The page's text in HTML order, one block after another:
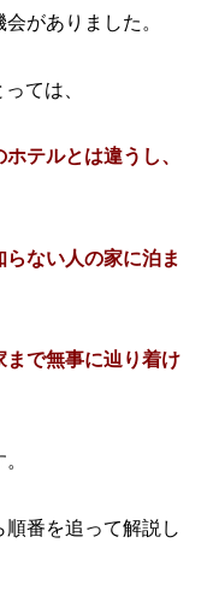
がありました。
ては、
テルとは違うし、
らない人の家に泊ま
まで無事に辿り着け
番を追って解説し